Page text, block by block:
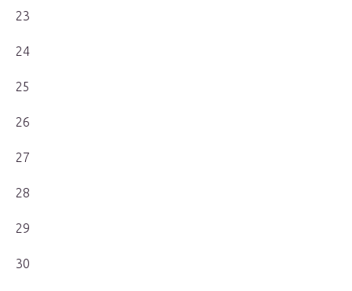
23
24
25
26
27
28
29
30